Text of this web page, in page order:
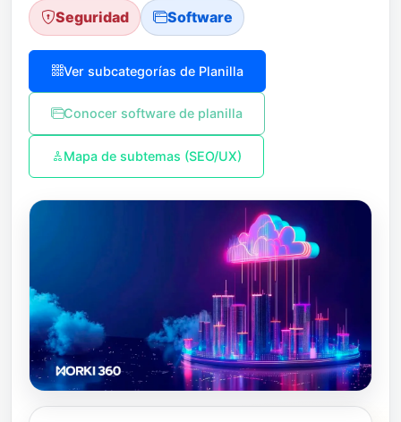
Seguridad Software
Ver subcategorías de Planilla
Conocer software de planilla
Mapa de subtemas (SEO/UX)